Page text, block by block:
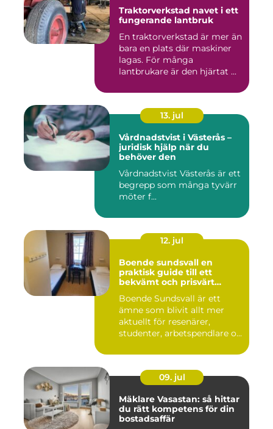
Traktorverkstad navet i ett
fungerande lantbruk
En traktorverkstad är mer än
bara en plats där maskiner
lagas. För många
lantbrukare är den hjärtat ...
13. jul
Vårdnadstvist i Västerås –
juridisk hjälp när du
behöver den
Vårdnadstvist Västerås är ett
begrepp som många tyvärr
möter f...
12. jul
Boende sundsvall en
praktisk guide till ett
bekvämt och prisvärt
Boende Sundsvall är ett
ämne som blivit allt mer
aktuellt för resenärer,
studenter, arbetspendlare o...
09. jul
Mäklare Vasastan: så hittar
du rätt kompetens för din
bostadsaffär